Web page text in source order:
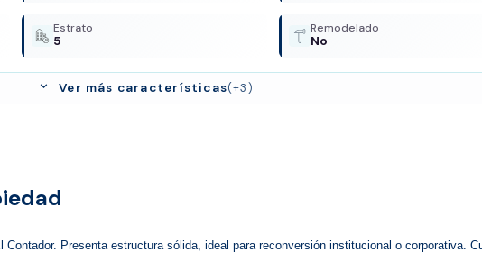
Estrato
5
Remodelado
No
expand_more Ver más características(+3)
Contador. Presenta estructura sólida, ideal para reconversión institucional o corporativa.